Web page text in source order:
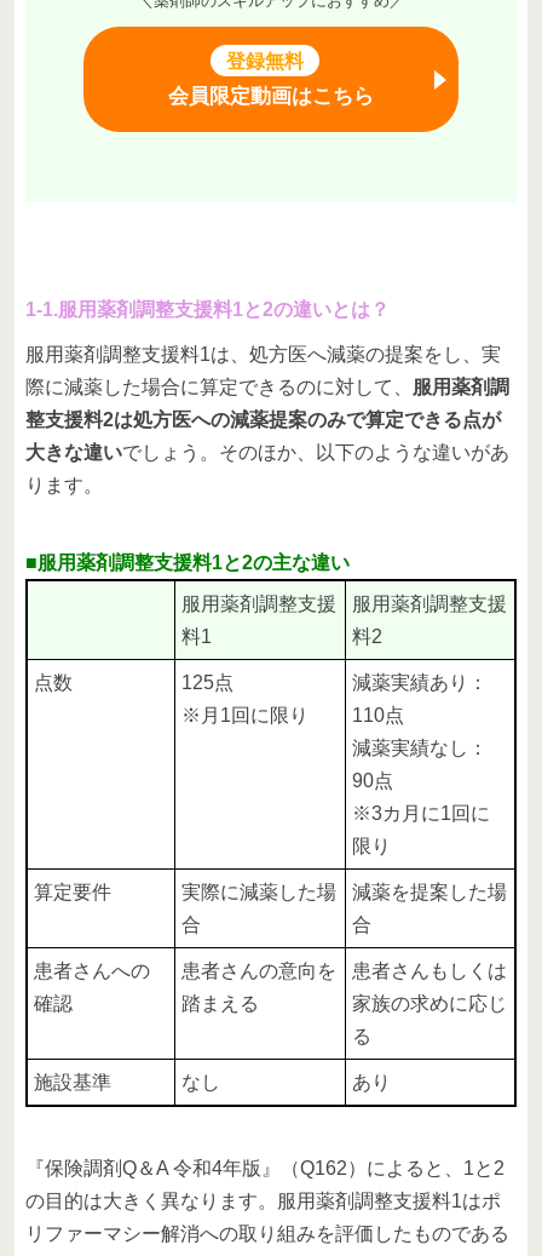
登録無料
会員限定動画はこちら
1-1.服用薬剤調整支援料1と2の違いとは？
服用薬剤調整支援料1は、処方医へ減薬の提案をし、実
際に減薬した場合に算定できるのに対して、
服用薬剤調
整支援料2は処方医への減薬提案のみで算定できる点が
大きな違いでしょう。そのほか、以下のような違いがあ
ります。
■服用薬剤調整支援料1と2の主な違い
服用薬剤調整支援
料1
服用薬剤調整支援
料2
点数
125点
※月1回に限り
減薬実績あり：
110点
減薬実績なし：
90点
※3カ月に1回に
限り
算定要件
実際に減薬した場
合
減薬を提案した場
合
患者さんへの
確認
患者さんの意向を
踏まえる
患者さんもしくは
家族の求めに応じ
る
施設基準 なし あり
『保険調剤Q＆A 令和4年版』（Q162）によると、1と2
の目的は大きく異なります。服用薬剤調整支援料1はポ
リファーマシー解消への取り組みを評価したものである